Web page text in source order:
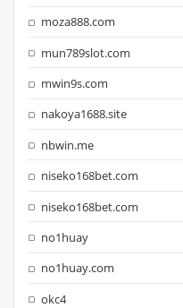
moza888.com
mun789slot.com
mwin9s.com
nakoya1688.site
nbwin.me
niseko168bet.com
niseko168bet.com
no1huay
no1huay.com
okc4